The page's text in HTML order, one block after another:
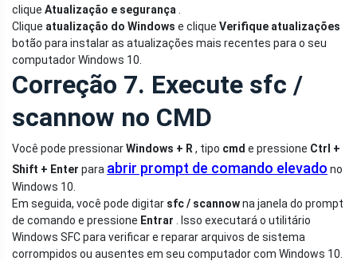
clique Atualização e segurança
Clique atualização do Windows e clique Verifique atualizações
botão para instalar as atualizações mais recentes para o seu
computador Windows 10.
Correção 7. Execute sfc /
scannow no CMD
Você pode pressionarWindows + R , tipo cmd e pressione Ctrl +
Shift + Enter para abrir prompt de comando elevado no
Windows 10.
Em seguida, você pode digitar sfc / scannowna janela do prompt
de comando e pressione Entrar . Isso executará o utilitário
Windows SFC para verificar e reparar arquivos de sistema
corrompidos ou ausentes em seu computador com Windows 10.